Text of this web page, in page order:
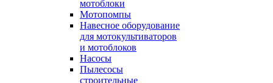
мотоблоки
Мотопомпы
Навесное оборудование
для мотокультиваторов
и мотоблоков
Насосы
Пылесосы
строительные